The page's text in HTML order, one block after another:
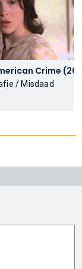
An American
/ Misdaad